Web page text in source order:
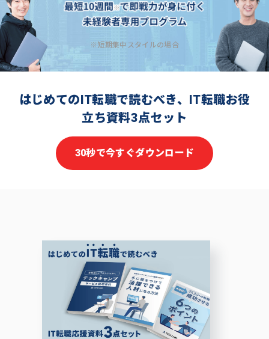
※短期集中スタイルの場合
はじめてのIT転職で読むべき、IT転職お役
立ち資料3点セット
30秒で今すぐダウンロード